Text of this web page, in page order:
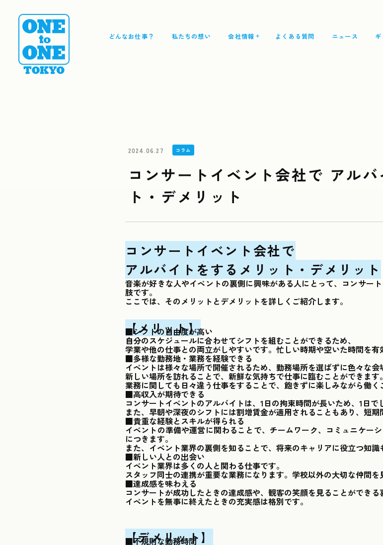
どんなお仕事？ 私たちの想い 会社情報 よくある質問 ニュース
Company 会社情報
2024.06.27 コラム
コンサートイベント会社で アル
ト・デメリット
コンサートイベント会社で
アルバイトをするメリット・デメリット
音楽が好きな人やイベントの裏側に興味がある人にとって、コンサー
肢です。
ここでは、そのメリットとデメリットを詳しくご紹介します。
【メリット】
■シフトの自由度が高い
自分のスケジュールに合わせてシフトを組むことができるため、
学業や他の仕事との両立がしやすいです。忙しい時期や空いた時間を有
■多様な勤務地・業務を経験できる
イベントは様々な場所で開催されるため、勤務場所を選ばずに色々な会
新しい場所を訪れることで、新鮮な気持ちで仕事に臨むことができます。
業務に関しても日々違う仕事をすることで、飽きずに楽しみながら働く
■高収入が期待できる
コンサートイベントのアルバイトは、1日の拘束時間が長いため、1日で
また、早朝や深夜のシフトには割増賃金が適用されることもあり、短期
■貴重な経験とスキルが得られる
イベントの準備や運営に関わることで、チームワーク、コミュニケー
につきます。
また、イベント業界の裏側を知ることで、将来のキャリアに役立つ知識
■新しい人との出会い
イベント業界は多くの人と関わる仕事です。
スタッフ同士の連携が重要な業務になります。学校以外の大切な仲間を
■達成感を味わえる
コンサートが成功したときの達成感や、観客の笑顔を見ることができる
イベントを無事に終えたときの充実感は格別です。
【デメリット】
■不規則な勤務時間